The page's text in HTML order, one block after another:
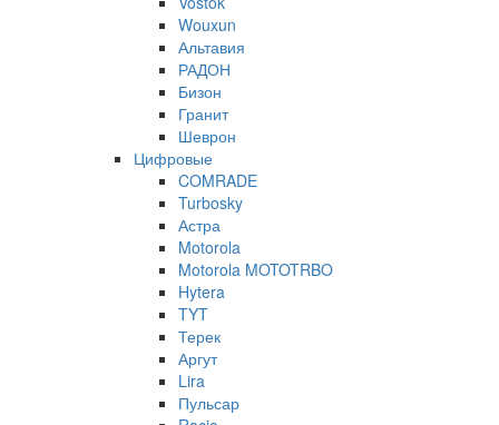
Wouxun
Альтавия
РАДОН
Бизон
Гранит
Шеврон
Цифровые
COMRADE
Turbosky
Астра
Motorola
Motorola MOTOTRBO
Hytera
TYT
Терек
Аргут
Lira
Пульсар